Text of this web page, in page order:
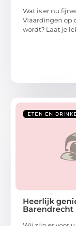
Wat is er nu
Vlaardingen op
wordt? Laat je
ETEN EN
Heerlijk
Barendrecht